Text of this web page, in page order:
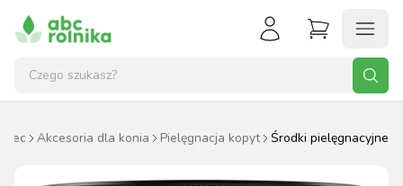
Akcesoria dla konia Pielęgnacja kopyt Środki pielęgnacyjne